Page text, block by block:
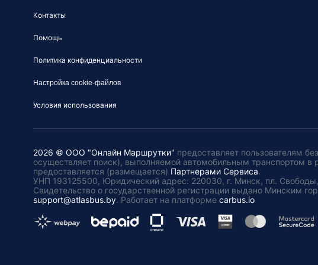
Контакты
Помощь
Политика конфиденциальности
Настройка cookie-файлов
Условия использования
2026 © ООО "Онлайн Маршрутки" предоставляет пользователям
осуществляет поиск), выполняемой автомобильным транспортом
предоставляется (размещается) Партнерами Сервиса.
УНП 193125500, Юридический адрес: 220030, г. Минск, пл.
Свидетельство о государственной регистрации выдано Минским
support@atlasbus.by. Работает на платформе carbus.io